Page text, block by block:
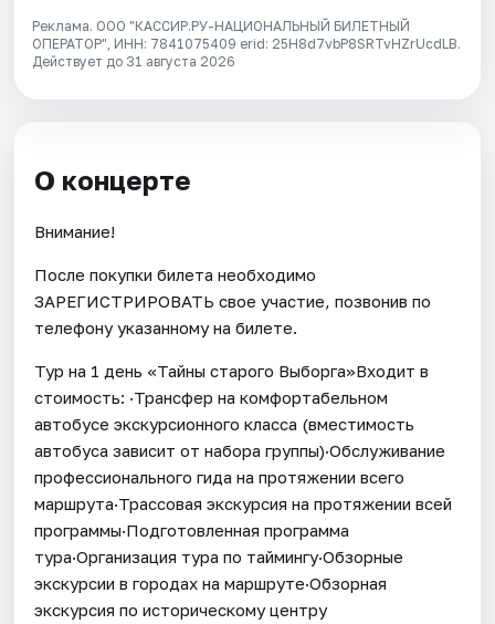
Реклама. ООО "КАССИР.РУ-НАЦИОНАЛЬНЫЙ БИЛЕТНЫЙ
ОПЕРАТОР", ИНН: 7841075409 erid: 25H8d7vbP8SRTvHZrUcdLB.
Действует до 31 августа 2026
О концерте
Внимание!
После покупки билета необходимо
ЗАРЕГИСТРИРОВАТЬ свое участие, позвонив по
телефону указанному на билете.
Тур на 1 день «Тайны старого Выборга»Входит в
стоимость: ·Трансфер на комфортабельном
автобусе экскурсионного класса (вместимость
автобуса зависит от набора группы)·Обслуживание
профессионального гида на протяжении всего
маршрута·Трассовая экскурсия на протяжении всей
программы·Подготовленная программа
тура·Организация тура по таймингу·Обзорные
экскурсии в городах на маршруте·Обзорная
экскурсия по историческому центру